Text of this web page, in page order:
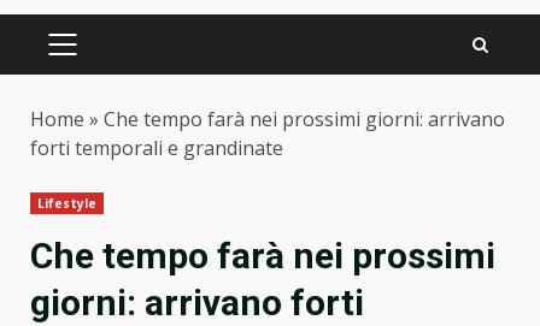
PRIMARY
Home » Che tempo farà nei prossimi giorni: arrivano
forti temporali e grandinate
Lifestyle
Che tempo farà nei prossimi
giorni: arrivano forti